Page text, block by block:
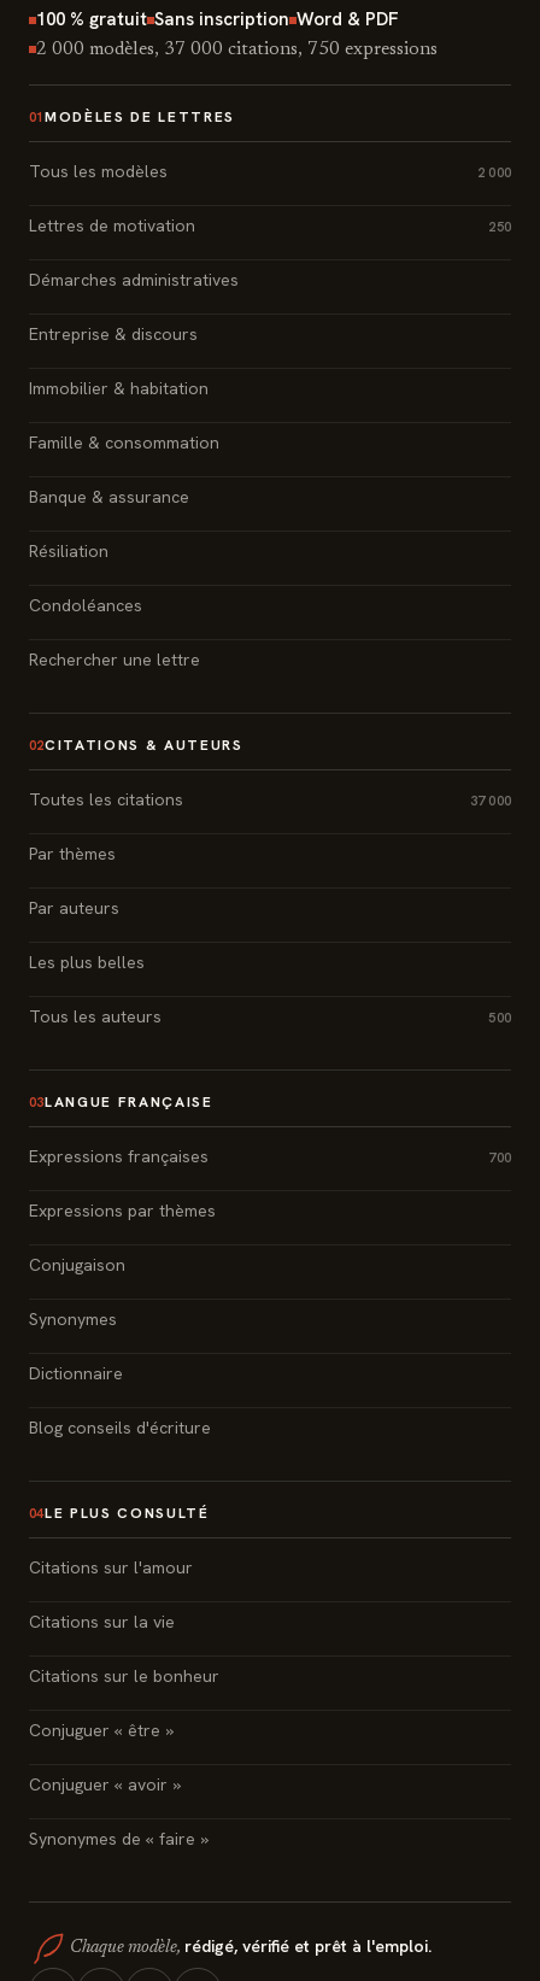
100 % gratuit Sans inscription Word & PDF
2 000 modèles, 37 000 citations, 750 expressions
01 MODÈLES DE LETTRES
Tous les modèles 2 000
Lettres de motivation 250
Démarches administratives
Entreprise & discours
Immobilier & habitation
Famille & consommation
Banque & assurance
Résiliation
Condoléances
Rechercher une lettre
02CITATIONS & AUTEURS
Toutes les citations 37 000
Par thèmes
Par auteurs
Les plus belles
Tous les auteurs 500
03LANGUE FRANÇAISE
Expressions françaises 700
Expressions par thèmes
Conjugaison
Synonymes
Dictionnaire
Blog conseils d'écriture
04LE PLUS CONSULTÉ
Citations sur l'amour
Citations sur la vie
Citations sur le bonheur
Conjuguer « être »
Conjuguer « avoir »
Synonymes de « faire »
Chaque modèle, rédigé, vérifié et prêt à l'emploi.